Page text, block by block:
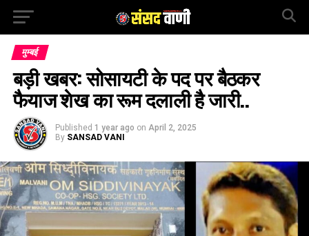
मुम्बई
बड़ी खबर: सोसायटी के पद पर बैठकर
फैयाज शेख का रूम दलाली है जारी..
Published 1 year ago on April 2, 2025
By SANSAD VANI